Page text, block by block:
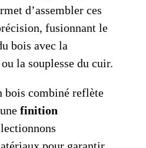
d’assembler ces
fusionnant le
bois avec la
la souplesse du cuir.
bois combiné reflète
finition
pour garantir